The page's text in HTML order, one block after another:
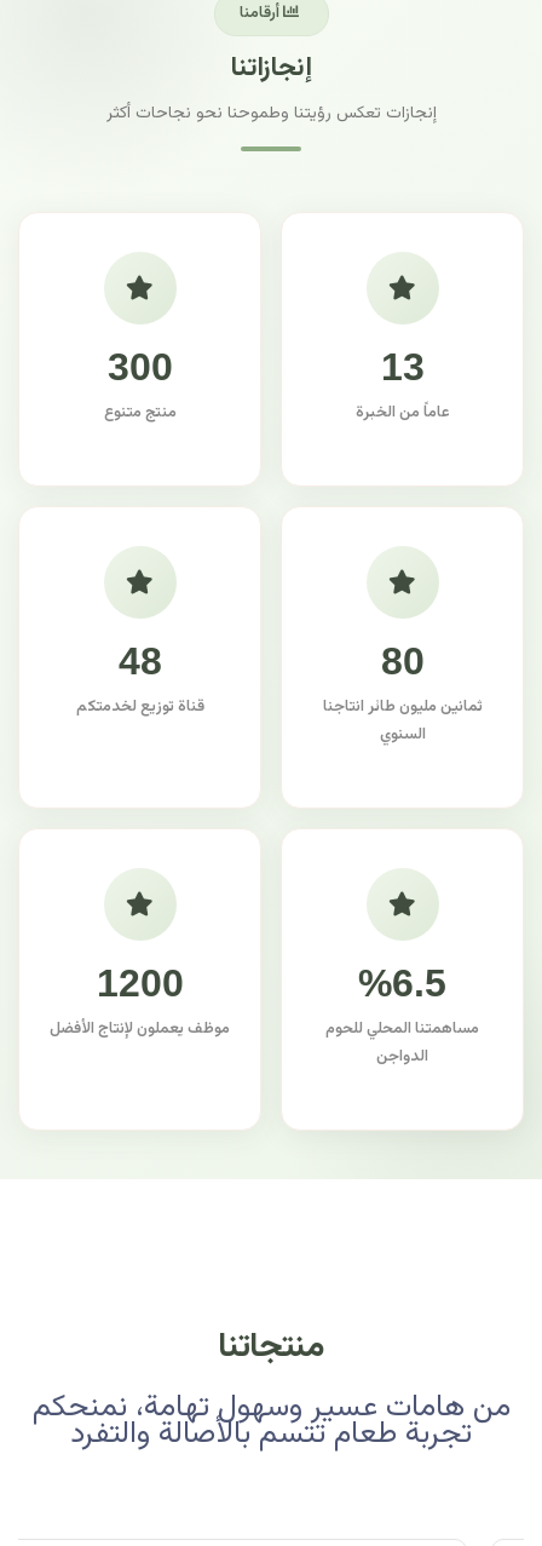
أرقامنا
إنجازاتنا
إنجازات تعكس رؤيتنا وطموحنا نحو نجاحات أكثر
13
عاماً من الخبرة
300
منتج متنوع
80
ثمانين مليون طائر انتاجنا
السنوي
48
قناة توزيع لخدمتكم
%6.5
مساهمتنا المحلي للحوم
الدواجن
1200
موظف يعملون لإنتاج الأفضل
منتجاتنا
من هامات عسير وسهول تهامة، نمنحكم
تجربة طعام تتسم بالأصالة والتفرد